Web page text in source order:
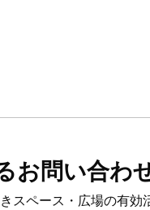
お問い合わ
スペース・広場の有